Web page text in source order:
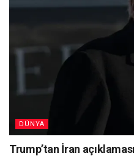
DÜNYA
Trump’tan İran